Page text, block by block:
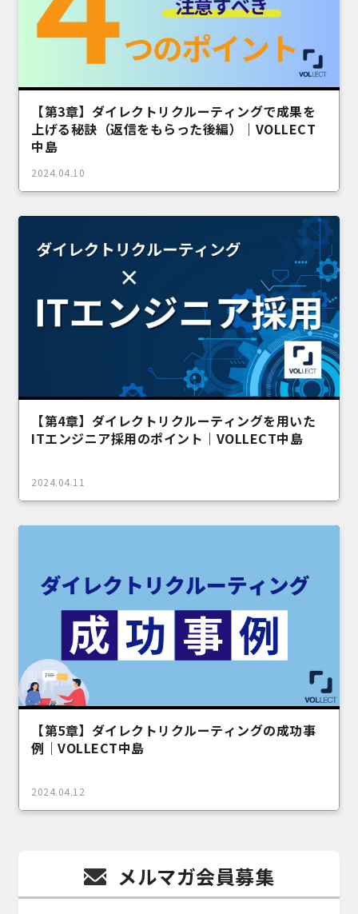
【第3章】ダイレクトリクルーティングで成果を
上げる秘訣（返信をもらった後編）｜VOLLECT
中島
2024.04.10
【第4章】ダイレクトリクルーティングを用いた
ITエンジニア採用のポイント｜VOLLECT中島
2024.04.11
【第5章】ダイレクトリクルーティングの成功事
例｜VOLLECT中島
2024.04.12
メルマガ会員募集